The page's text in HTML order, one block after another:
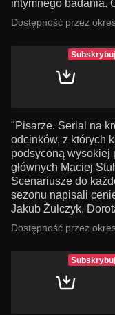
intymnego badania.
Dostępność przez
Subskrybuj
"Pisarze. Serial na
odcinków, z których
podsyconą wysokiej
głównych Maciej
Scenariusze do
sezonu napisali
Jakub Żulczyk,
Dostępność przez
Subskrybuj